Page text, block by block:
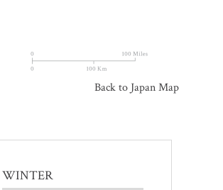
Back to Japan Map
WINTER